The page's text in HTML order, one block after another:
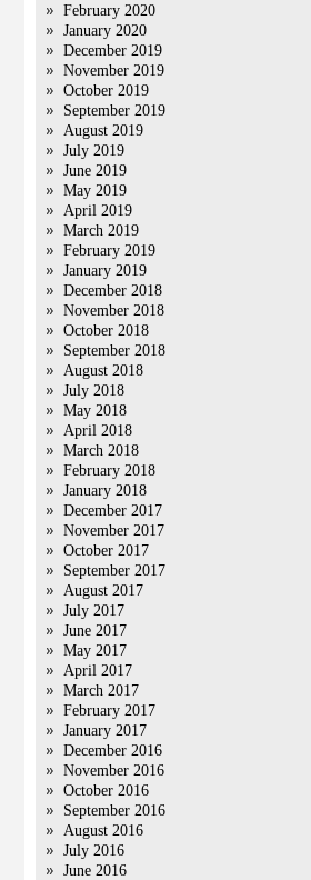
February 2020
January 2020
December 2019
November 2019
October 2019
September 2019
August 2019
July 2019
June 2019
May 2019
April 2019
March 2019
February 2019
January 2019
December 2018
November 2018
October 2018
September 2018
August 2018
July 2018
May 2018
April 2018
March 2018
February 2018
January 2018
December 2017
November 2017
October 2017
September 2017
August 2017
July 2017
June 2017
May 2017
April 2017
March 2017
February 2017
January 2017
December 2016
November 2016
October 2016
September 2016
August 2016
July 2016
June 2016